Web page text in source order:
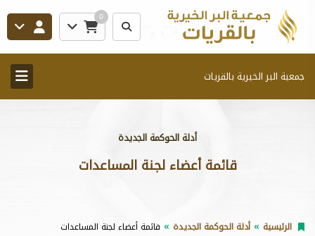
0
جمعية البر الخيرية بالقريات
أدلة الحوكمة الجديدة
قائمة أعضاء لجنة المساعدات
الرئيسية أدلة الحوكمة الجديدة قائمة أعضاء لجنة المساعدات